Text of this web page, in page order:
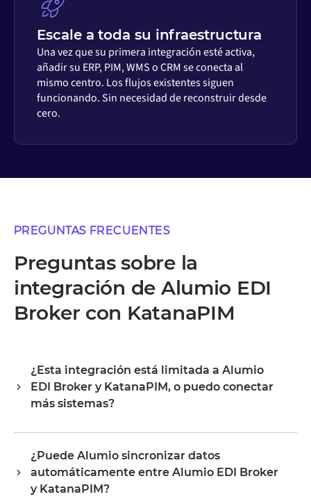
Escale a toda su infraestructura
Una vez que su primera integración esté activa,
añadir su ERP, PIM, WMS o CRM se conecta al
mismo centro. Los flujos existentes siguen
funcionando. Sin necesidad de reconstruir desde
cero.
PREGUNTAS FRECUENTES
Preguntas sobre la
integración de Alumio EDI
Broker con KatanaPIM
¿Esta integración está limitada a Alumio
EDI Broker y KatanaPIM, o puedo conectar
más sistemas?
no tu límite. Una vez conectados, amplías la misma
plataforma a tu ERP, PIM, WMS, CRM o cualquier otro
sistema de tu entorno, reutilizando la configuración
¿Puede Alumio sincronizar datos
automáticamente entre Alumio EDI Broker
y KatanaPIM?